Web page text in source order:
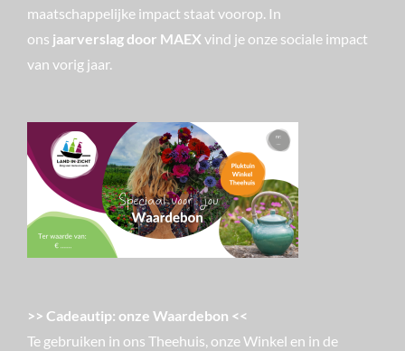
maatschappelijke impact staat voorop. In
ons jaarverslag door MAEX vind je onze sociale impact
van vorig jaar.
>> Cadeautip: onze Waardebon <<
Te gebruiken in ons Theehuis, onze Winkel en in de